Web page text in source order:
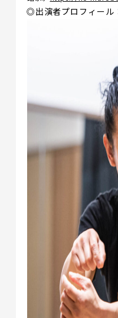
◎出演者プロフィール